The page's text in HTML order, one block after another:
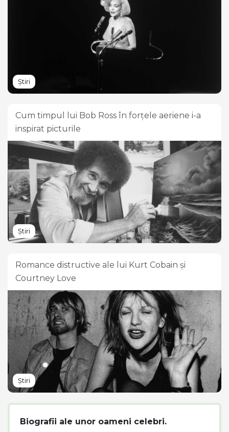
Știri
Cum timpul lui Bob Ross în forțele aeriene i-a
inspirat picturile
Știri
Romance distructive ale lui Kurt Cobain și
Courtney Love
Știri
Biografii ale unor oameni celebri.